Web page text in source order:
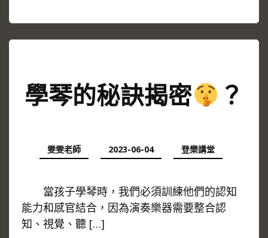
家
，
一
飛
狗
？
學琴的秘訣揭密 ？
雯雯老師 2023-06-04 登樂講堂
當孩子學琴時，我們必須訓練他們的認知
能力和感官結合，因為演奏樂器需要整合認
知、視覺、聽 […]